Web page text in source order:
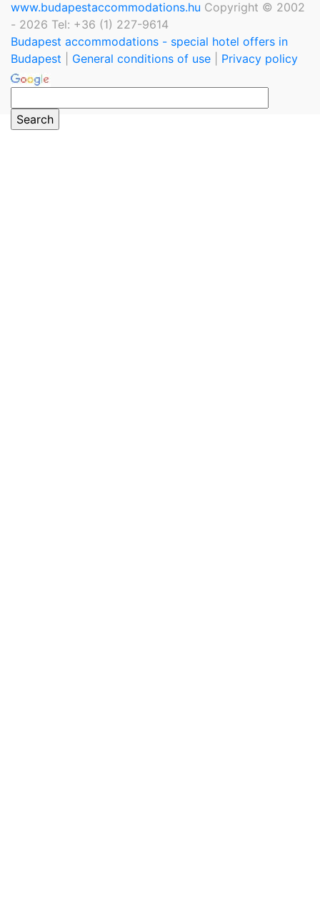
www.budapestaccommodations.hu Copyright © 2002
- 2026 Tel: +36 (1) 227-9614
Budapest accommodations - special hotel offers in
Budapest
General conditions of use Privacy policy